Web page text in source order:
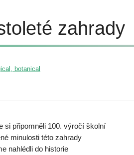
zahrady
botanical
si připomněli 100. výročí školní
minulosti této zahrady
nahlédli do historie